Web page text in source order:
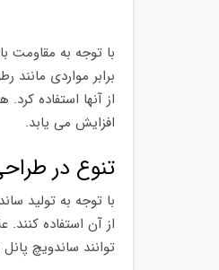
با توجه به مقاومت
برابر مواردی
از آنها استفاده
افزایش می یابد.
تنوع در
با توجه به تولید
از آن استفاده
توانند ساندویچ